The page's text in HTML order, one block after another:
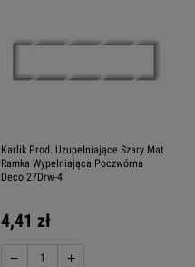
Karlik Prod. Uzupełniające Szary Mat
Ramka Wypełniająca Poczwórna
Deco 27Drw-4
4,41 zł
− +